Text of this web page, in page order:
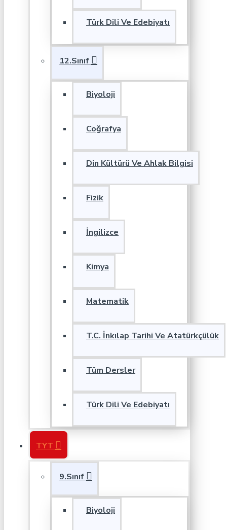
Türk Dili Ve Edebiyatı
12.Sınıf
Biyoloji
Coğrafya
Din Kültürü Ve Ahlak Bilgisi
Fizik
İngilizce
Kimya
Matematik
T.C. İnkılap Tarihi Ve Atatürkçülük
Tüm Dersler
Türk Dili Ve Edebiyatı
TYT
9.Sınıf
Biyoloji